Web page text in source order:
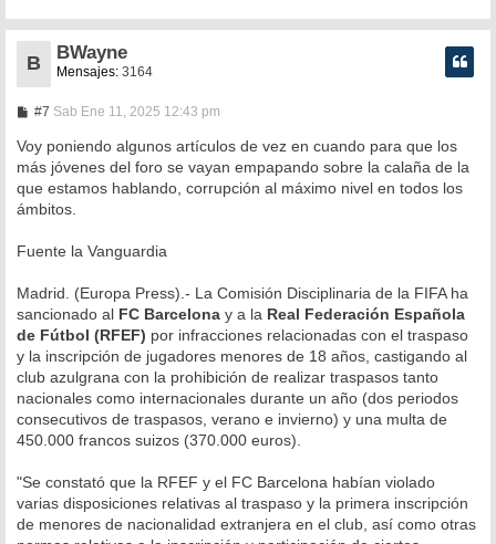
B
BWayne
Mensajes: 3164
#7M
n
s
a
j
e
Sab Ene 11, 2025 12:43 pm
Voy poniendo algunos artículos de vez en cuando para que los
más jóvenes del foro se vayan empapando sobre la calaña de la
que estamos hablando, corrupción al máximo nivel en todos los
ámbitos.
Fuente la Vanguardia
Madrid. (Europa Press).- La Comisión Disciplinaria de la FIFA ha
sancionado al FC Barcelona y a la Real Federación Española
de Fútbol (RFEF) por infracciones relacionadas con el traspaso
y la inscripción de jugadores menores de 18 años, castigando al
club azulgrana con la prohibición de realizar traspasos tanto
nacionales como internacionales durante un año (dos periodos
consecutivos de traspasos, verano e invierno) y una multa de
450.000 francos suizos (370.000 euros).
"Se constató que la RFEF y el FC Barcelona habían violado
varias disposiciones relativas al traspaso y la primera inscripción
de menores de nacionalidad extranjera en el club, así como otras